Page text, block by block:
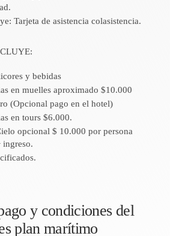
Tarjeta de asistencia colasistencia.
y bebidas
en muelles aproximado $10.000
(Opcional pago en el hotel)
en tours $6.000.
opcional $ 10.000 por persona
ingreso.
y condiciones del
plan marítimo